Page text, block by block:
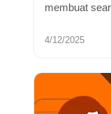
membuat
4/12/2025